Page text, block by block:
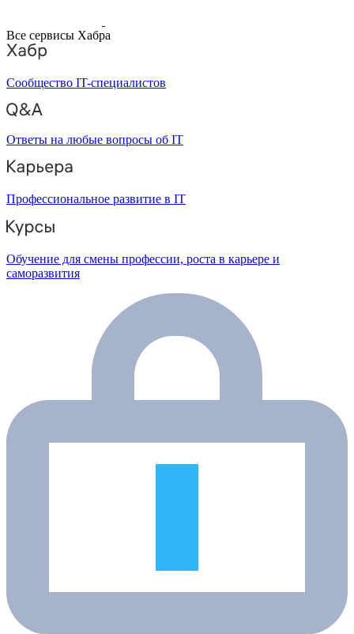
Все сервисы Хабра
Сообщество IT-специалистов
Ответы на любые вопросы об IT
Профессиональное развитие в IT
Обучение для смены профессии, роста в карьере и
саморазвития